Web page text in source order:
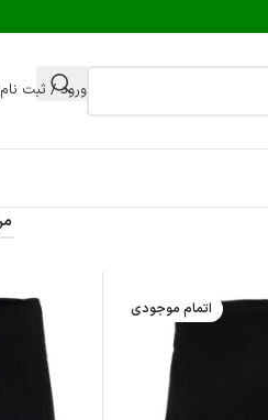
ورود / ثبت نام
اتمام موجودی